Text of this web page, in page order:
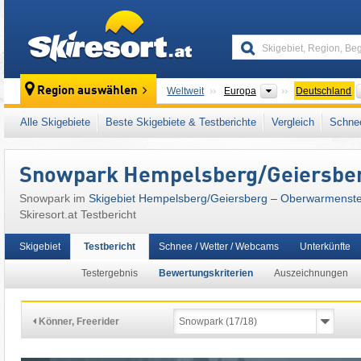
Region auswählen Weltweit Europa Kontinente
Deutschland
Dieses Skigebiet liegt auch in: Bayreuth ,
Mitteleuropa Europäische
Alle Skigebiete Beste Skigebiete & Testberichte Vergleich
Snowpark Hempelsberg/​
Snowpark im Skigebiet Hempelsberg/​Geiersberg –
Skiresort.at Testbericht
Skigebiet Testbericht
Testergebnis Bewertungskriterien Auszeichnungen
Schnee / Wetter / Webcams Unterkünfte
Könner, Freerider